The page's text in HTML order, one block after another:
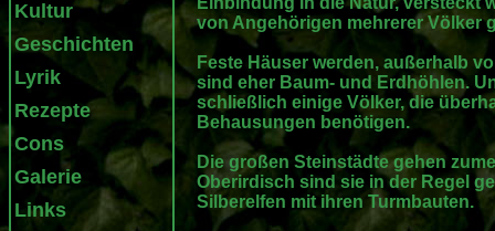
Kultur
Geschichten
Lyrik
Rezepte
Cons
Galerie
Links
von Angehörigen mehrerer Völker
Feste Häuser werden, außerhalb
sind eher Baum- und Erdhöhlen.
schließlich einige Völker, die
Behausungen benötigen.
Die großen Steinstädte gehen
Oberirdisch sind sie in der Regel
Silberelfen mit ihren Turmbauten.